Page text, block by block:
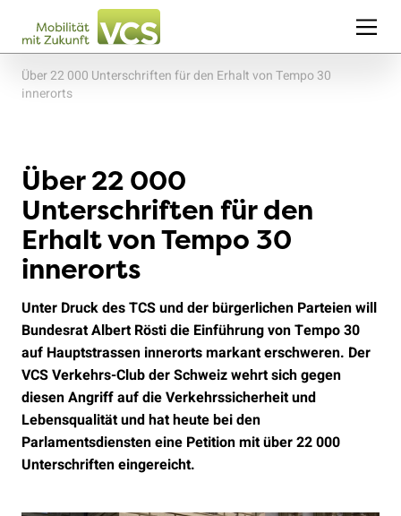
Über 22 000 Unterschriften für den Erhalt von Tempo 30
innerorts
Über 22 000
Unterschriften für den
Erhalt von Tempo 30
innerorts
Unter Druck des TCS und der bürgerlichen Parteien will
Bundesrat Albert Rösti die Einführung von Tempo 30
auf Hauptstrassen innerorts markant erschweren. Der
VCS Verkehrs-Club der Schweiz wehrt sich gegen
diesen Angriff auf die Verkehrssicherheit und
Lebensqualität und hat heute bei den
Parlamentsdiensten eine Petition mit über 22 000
Unterschriften eingereicht.